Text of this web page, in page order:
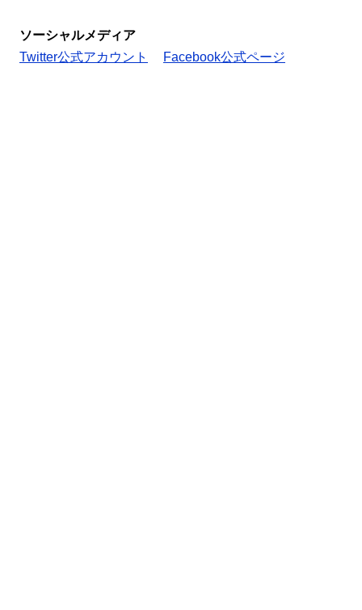
ソーシャルメディア
Twitter公式アカウント
Facebook公式ページ